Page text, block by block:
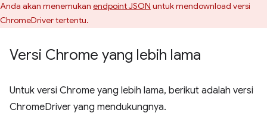
Anda akan menemukan endpoint JSON untuk mendownload versi
ChromeDriver tertentu.
Versi Chrome yang lebih lama
Untuk versi Chrome yang lebih lama, berikut adalah versi
ChromeDriver yang mendukungnya.